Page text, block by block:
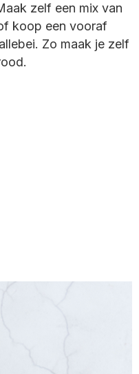
zelf een mix van
koop een vooraf
Zo maak je zelf